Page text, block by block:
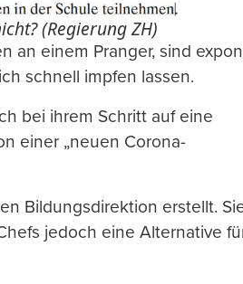
(Regierung ZH)
an einem Pranger, sind
schnell impfen lassen.
bei ihrem Schritt auf eine
einer „neuen Corona-
Bildungsdirektion erstellt.
jedoch eine Alternative